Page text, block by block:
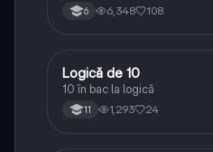
6 6,348 108
Logică
Logică de 10
10 în bac la logică
11 1,293 24